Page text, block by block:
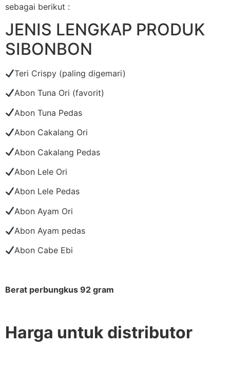
sebagai berikut :
JENIS LENGKAP PRODUK
SIBONBON
Teri Crispy (paling digemari)
Abon Tuna Ori (favorit)
Abon Tuna Pedas
Abon Cakalang Ori
Abon Cakalang Pedas
Abon Lele Ori
Abon Lele Pedas
Abon Ayam Ori
Abon Ayam pedas
Abon Cabe Ebi
Berat perbungkus 92 gram
Harga untuk distributor